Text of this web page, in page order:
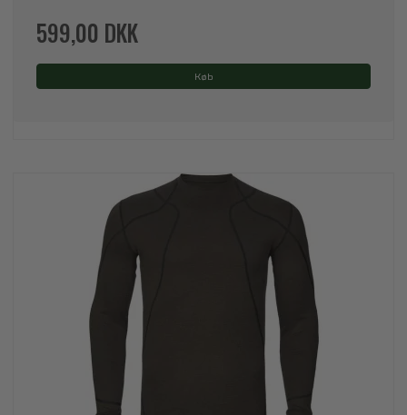
599,00 DKK
Køb